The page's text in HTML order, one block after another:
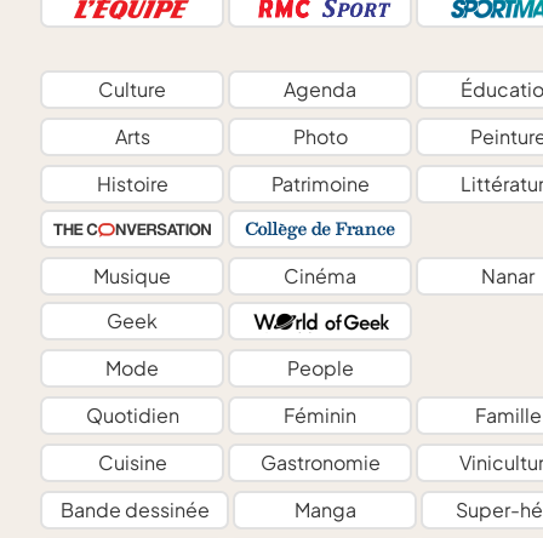
Culture Agenda
Arts
Photo
Histoire
Patrimoine
Musique Cinéma
Nanar
Geek
Mode
People
Quotidien
Féminin
Famille
Cuisine
Gastronomie
Bande dessinée
Manga
Super-